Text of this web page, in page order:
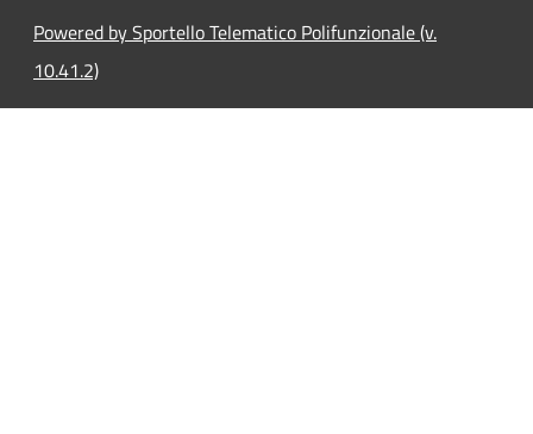
Powered by Sportello Telematico Polifunzionale (v.
10.41.2)